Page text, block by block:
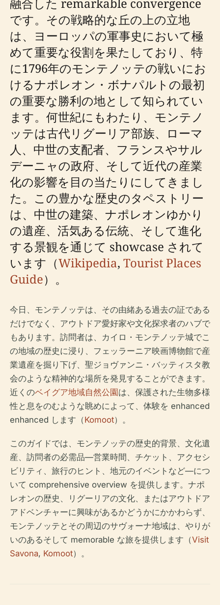
です。その戦略的な丘の上の立地
は、ヨーロッパの軍事史において極
めて重要な役割を果たしており、特
に1796年のモンテノッテの戦いにお
けるナポレオン・ボナパルトの最初
の重要な勝利の地として知られてい
ます。何世紀にもわたり、モンテノ
ッテは古代リグーリア部族、ローマ
人、中世の支配者、フランスやサル
デーニャの政府、そして近代の産業
化の影響を目の当たりにしてきまし
た。この豊かな歴史のタペストリー
は、中世の建築、ナポレオンゆかり
の遺産、活気ある伝統、そして進化
する景観を通じて showcase されて
います（Wikipedia, Tourist Places
Guide）。
今日、モンテノッテは、その由緒ある過去の証である
だけでなく、アウトドア愛好家や文化探求者のハブで
もあります。訪問者は、カイロ・モンテノッテ城でこ
の地域の歴史に浸り、フェッラーニア映画博物館で産
業遺産を掘り下げ、聖ジョヴァンニ・バッティスタ教
会のような精神的な場所を発見することができます。
近くのベイグア地域自然公園は、保護された生物多様
性と息をのむような眺めによって、体験を enhanced
enhanced します（Komoot）。
このガイドでは、モンテノッテの歴史的背景、文化遺
産、訪問者の必需品—営業時間、チケット、アクセシ
ビリティ、旅行のヒント、地元のイベントなど—につ
いて comprehensive overview を提供します。ナポ
レオンの歴史、リグーリアの文化、またはアウトドア
アドベンチャーに興味があるかどうかにかかわらず、
モンテノッテとその周辺のサヴォーナ地域は、やりが
いのあるそして memorable な旅を提供します（Visit
Savona, Komoot）。